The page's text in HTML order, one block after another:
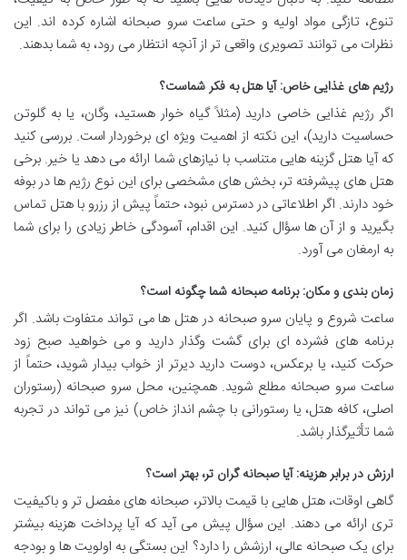
تنوع، تازگی مواد اولیه و حتی ساعت سرو صبحانه اشاره کرده اند. این
نظرات می توانند تصویری واقعی تر از آنچه انتظار می رود، به شما بدهند.
رژیم های غذایی خاص: آیا هتل به فکر شماست؟
اگر رژیم غذایی خاصی دارید (مثلاً گیاه خوار هستید، وگان، یا به گلوتن
حساسیت دارید)، این نکته از اهمیت ویژه ای برخوردار است. بررسی کنید
که آیا هتل گزینه هایی متناسب با نیازهای شما ارائه می دهد یا خیر. برخی
هتل های پیشرفته تر، بخش های مشخصی برای این نوع رژیم ها در بوفه
خود دارند. اگر اطلاعاتی در دسترس نبود، حتماً پیش از رزرو با هتل تماس
بگیرید و از آن ها سؤال کنید. این اقدام، آسودگی خاطر زیادی را برای شما
به ارمغان می آورد.
زمان بندی و مکان: برنامه صبحانه شما چگونه است؟
ساعت شروع و پایان سرو صبحانه در هتل ها می تواند متفاوت باشد. اگر
برنامه های فشرده ای برای گشت وگذار دارید و می خواهید صبح زود
حرکت کنید، یا برعکس، دوست دارید دیرتر از خواب بیدار شوید، حتماً از
ساعت سرو صبحانه مطلع شوید. همچنین، محل سرو صبحانه (رستوران
اصلی، کافه هتل، یا رستورانی با چشم انداز خاص) نیز می تواند در تجربه
شما تأثیرگذار باشد.
ارزش در برابر هزینه: آیا صبحانه گران تر، بهتر است؟
گاهی اوقات، هتل هایی با قیمت بالاتر، صبحانه های مفصل تر و باکیفیت
تری ارائه می دهند. این سؤال پیش می آید که آیا پرداخت هزینه بیشتر
برای یک صبحانه عالی، ارزشش را دارد؟ این بستگی به اولویت ها و بودجه